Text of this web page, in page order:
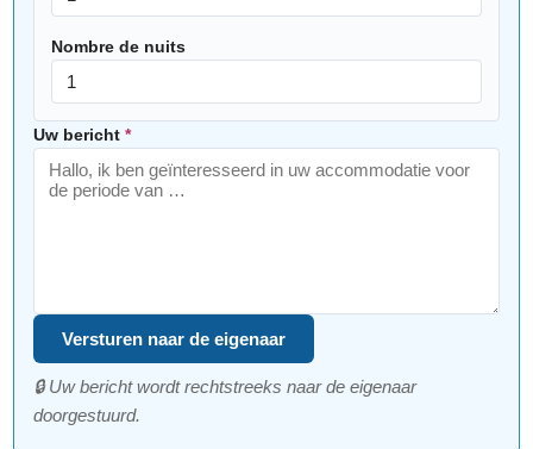
Nombre de nuits
Uw bericht*
Versturen naar de eigenaar
🔒 Uw bericht wordt rechtstreeks naar de eigenaar
doorgestuurd.